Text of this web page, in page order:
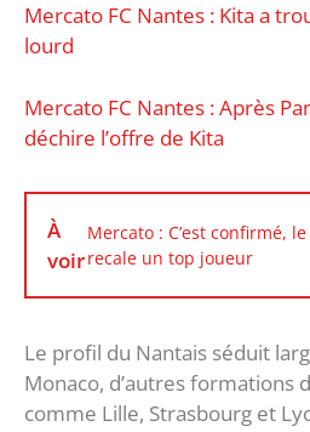
Mercato FC Nantes : Kita a
lourd
Mercato FC Nantes : Après
déchire l’offre de Kita
À
voir
Mercato : C’est confirmé,
recale un top joueur
Le profil du Nantais séduit
Monaco, d’autres formations
comme Lille, Strasbourg et